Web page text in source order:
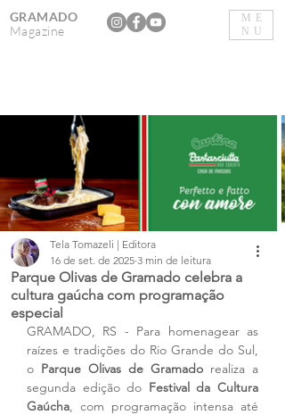
ME
NU
GRAMADO
Magazine
Parque Olivas de Gramado celebra a
cultura gaúcha com programação
especial
Tela Tomazeli | Editora
16 de set. de 2025 3 min de leitura
GRAMADO, RS - Para homenagear as
raízes e tradições do Rio Grande do Sul,
o Parque Olivas de Gramado realiza a
segunda edição do Festival da Cultura
Gaúcha, com programação intensa até